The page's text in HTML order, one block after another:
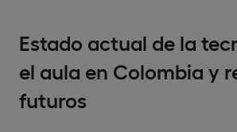
Estado actual de la
el aula en Colombia y
futuros